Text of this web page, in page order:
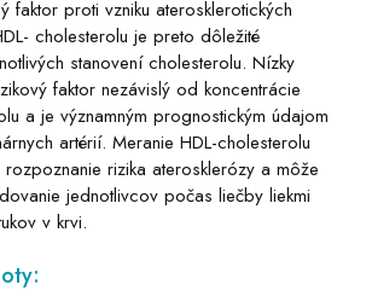
faktor proti vzniku aterosklerotických
cholesterolu je preto dôležité
stanovení cholesterolu. Nízky
faktor nezávislý od koncentrácie
a je významným prognostickým údajom
artérií. Meranie HDL-cholesterolu
rizika aterosklerózy a môže
jednotlivcov počas liečby liekmi
v krvi.